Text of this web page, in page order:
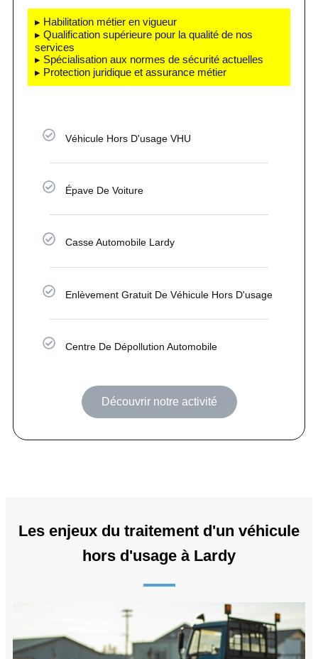
▸ Habilitation métier en vigueur
▸ Qualification supérieure pour la qualité de nos
services
▸ Spécialisation aux normes de sécurité actuelles
▸ Protection juridique et assurance métier
Véhicule Hors D'usage VHU
Épave De Voiture
Casse Automobile Lardy
Enlèvement Gratuit De Véhicule Hors D'usage
Centre De Dépollution Automobile
Découvrir notre activité
Les enjeux du traitement d'un véhicule
hors d'usage à Lardy